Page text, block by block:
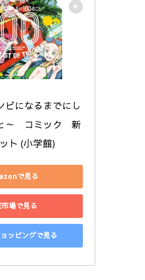
ビになるまでにし
～　コミック　新
ト (小学館)
で見る
場で見る
ッピングで見る